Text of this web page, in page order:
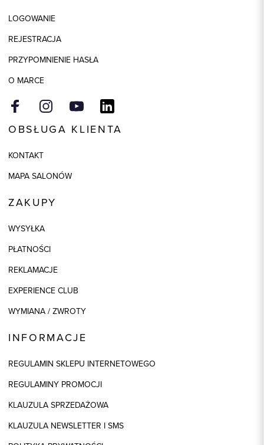
Skład tkaniny
LOGOWANIE
REJESTRACJA
PRZYPOMNIENIE HASŁA
O MARCE
OBSŁUGA KLIENTA
KONTAKT
MAPA SALONÓW
ZAKUPY
WYSYŁKA
PŁATNOŚCI
REKLAMACJE
EXPERIENCE CLUB
WYMIANA / ZWROTY
INFORMACJE
REGULAMIN SKLEPU INTERNETOWEGO
REGULAMINY PROMOCJI
KLAUZULA SPRZEDAŻOWA
KLAUZULA NEWSLETTER I SMS